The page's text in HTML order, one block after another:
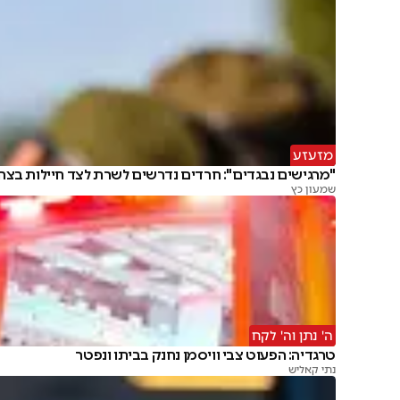
מזעזע
"מרגישים נבגדים": חרדים נדרשים לשרת לצד חיילות
שמעון כץ
ה' נתן וה' לקח
טרגדיה: הפעוט צבי וויסמן נחנק בביתו ונפטר
נתי קאליש